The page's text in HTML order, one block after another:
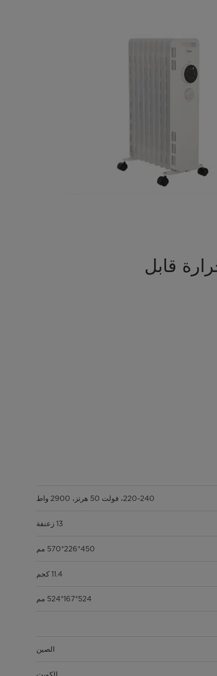
قابل
220-240، فولت 50 هرتز، 2900 واط
13 زعنفة
450*226*570 مم
11.4 كجم
524*167*524 مم
الصين